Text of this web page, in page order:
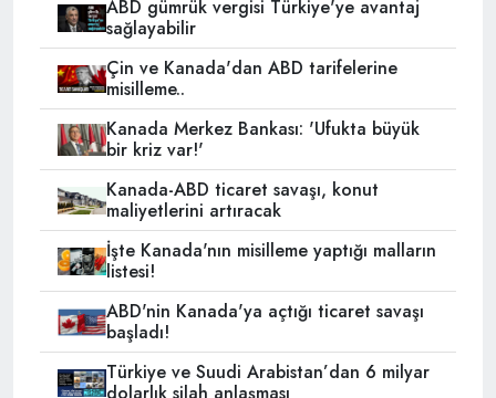
ABD gümrük vergisi Türkiye'ye avantaj
sağlayabilir
Çin ve Kanada'dan ABD tarifelerine
misilleme..
Kanada Merkez Bankası: 'Ufukta büyük
bir kriz var!'
Kanada-ABD ticaret savaşı, konut
maliyetlerini artıracak
İşte Kanada'nın misilleme yaptığı malların
listesi!
ABD'nin Kanada'ya açtığı ticaret savaşı
başladı!
Türkiye ve Suudi Arabistan’dan 6 milyar